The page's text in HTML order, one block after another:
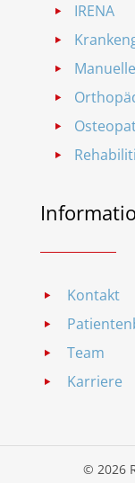
IRENA
Kontakt
Team
Karriere
© 2026